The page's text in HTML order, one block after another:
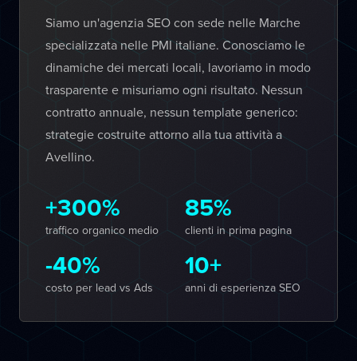
Siamo un'agenzia SEO con sede nelle Marche
specializzata nelle PMI italiane. Conosciamo le
dinamiche dei mercati locali, lavoriamo in modo
trasparente e misuriamo ogni risultato. Nessun
contratto annuale, nessun template generico:
strategie costruite attorno alla tua attività a
Avellino.
+300%
traffico organico medio
85%
clienti in prima pagina
-40%
costo per lead vs Ads
10+
anni di esperienza SEO